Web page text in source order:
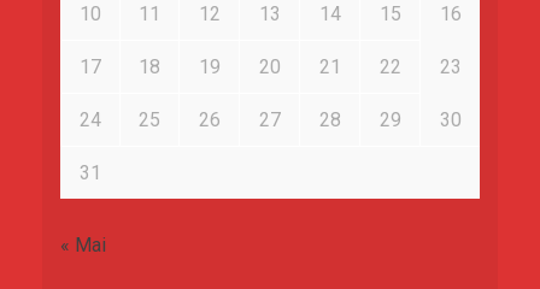
10 11 12 13 14 15 16
17 18 19 20 21 22 23
24 25 26 27 28 29 30
31
« Mai